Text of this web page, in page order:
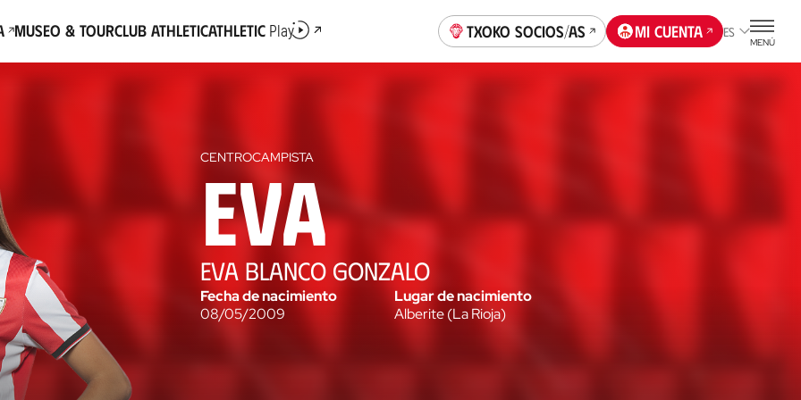
Museo & TourClub AthleticAthletic Play Txoko socios/as Mi cuenta ES
MENÚ
CENTROCAMPISTA
Eva
EVA BLANCO GONZALO
Fecha de nacimiento
08/05/2009
Lugar de nacimiento
Alberite(La Rioja)